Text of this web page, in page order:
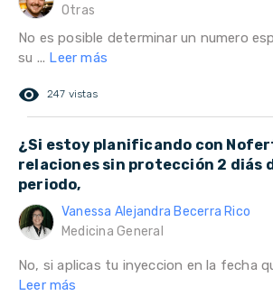
Otras
No es posible determinar un numero
su ... Leer más
remove_red_eye 247 vistas
¿Si estoy planificando con
relaciones sin protección 2 diás
periodo,
Vanessa Alejandra Becerra Rico
Medicina General
No, si aplicas tu inyeccion en la fecha
Leer más